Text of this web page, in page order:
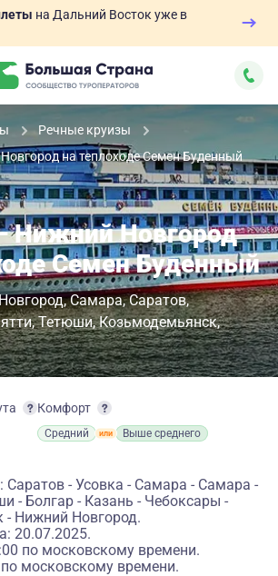
на Дальний Восток уже в
Речные круизы
на теплоходе Семен Буденный
Нижний Новгород
Семен Буденный
Самара Саратов
Тетюши Козьмодемьянск
Комфорт
Средний Выше среднего
- Усовка - Самара - Самара -
- Болгар - Казань - Чебоксары -
- Нижний Новгород.
20.07.2025.
по московскому времени.
московскому времени.